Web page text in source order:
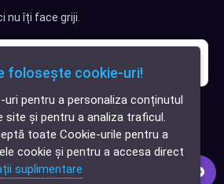
✕
Cauți o aplicație
software?
nu îți face griji.
clienți pentru compania mea IT
achiziții software
folosește cookie-uri!
uri pentru a personaliza conținutul
site și pentru a analiza traficul.
toate Cookie-urile pentru a
cookie și pentru a accesa direct
suplimentare